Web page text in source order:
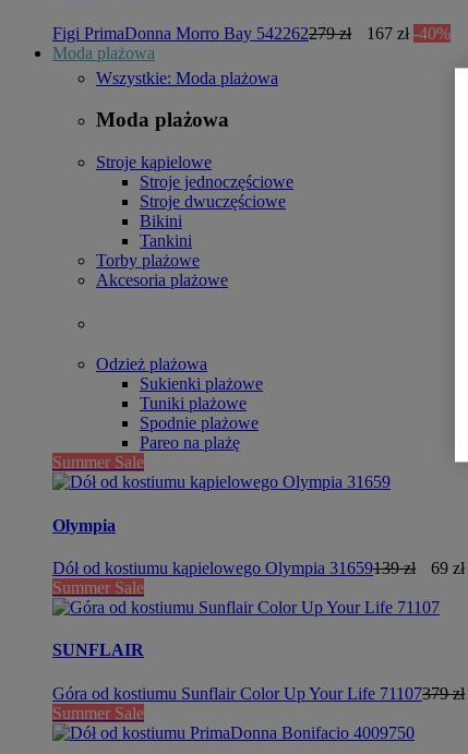
Figi PrimaDonna Morro Bay 542262279 zł 167 zł -40%
Moda plażowa
Wszystkie: Moda plażowa
Moda plażowa
Stroje kąpielowe
Stroje jednoczęściowe
Stroje dwuczęściowe
Bikini
Tankini
Torby plażowe
Akcesoria plażowe
Odzież plażowa
Sukienki plażowe
Tuniki plażowe
Spodnie plażowe
Pareo na plażę
Summer Sale
Olympia
Dół od kostiumu kąpielowego Olympia 31659139 zł 69 zł
Summer Sale
SUNFLAIR
Góra od kostiumu Sunflair Color Up Your Life 71107379 zł
Summer Sale